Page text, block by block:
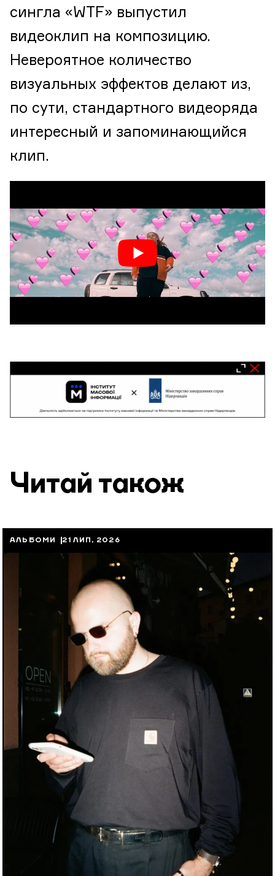
сингла «WTF» выпустил
видеоклип на композицию.
Невероятное количество
визуальных эффектов делают из,
по сути, стандартного видеоряда
интересный и запоминающийся
клип.
Читай також
АЛЬБОМИ 21 ЛИП, 2026